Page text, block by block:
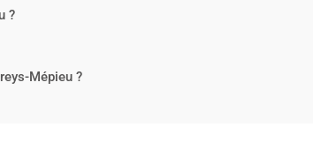
?
Mépieu ?